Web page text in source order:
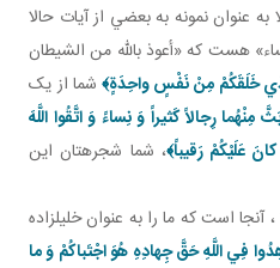
عنوان نمونه به بعضي از آيات حالا
هست که «أعوذ بالله من الشيطان
الَّذي خَلَقَكُمْ مِنْ نَفْسٍ واحِدَةٍ﴾ شما از يک
رِجالاً كَثيراً وَ نِساءً وَ اتَّقُوا اللَّهَ
عَلَيْكُمْ رَقيباً﴾، شما شجره تان اين
در پايان سوره مبارکه «حج» آيه 78 ، آنجا است که ما را به عنوان خليل زاده
فِي اللَّهِ حَقَّ جِهادِهِ هُوَ اجْتَباكُمْ وَ ما